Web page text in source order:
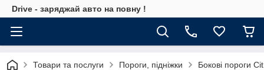
Drive - заряджай авто на повну !
Товари та послуги Пороги, підніжки Бокові пороги